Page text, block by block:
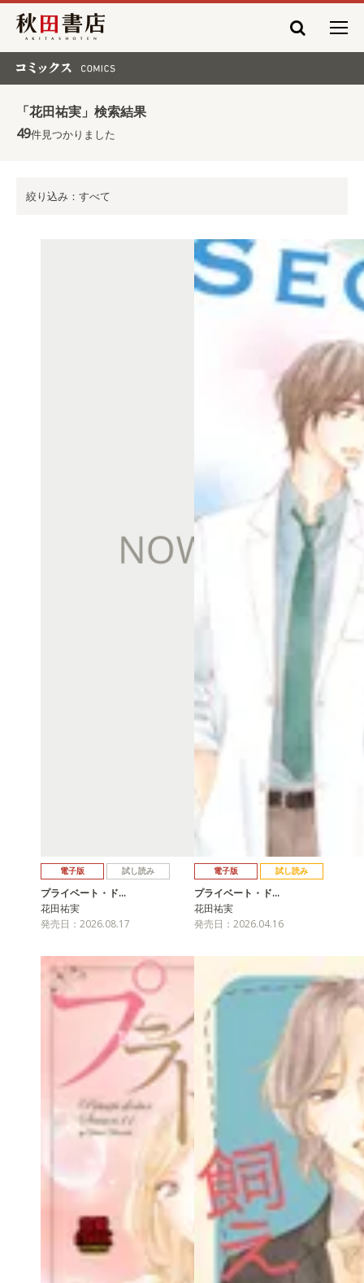
秋田書店
「花田祐実」検索結果
49件見つかりました
絞り込み：すべて
電子版 試し読み
プライベート・ド…
花田祐実
発売日：2026.08.17
電子版 試し読み
プライベート・ド…
花田祐実
発売日：2026.04.16